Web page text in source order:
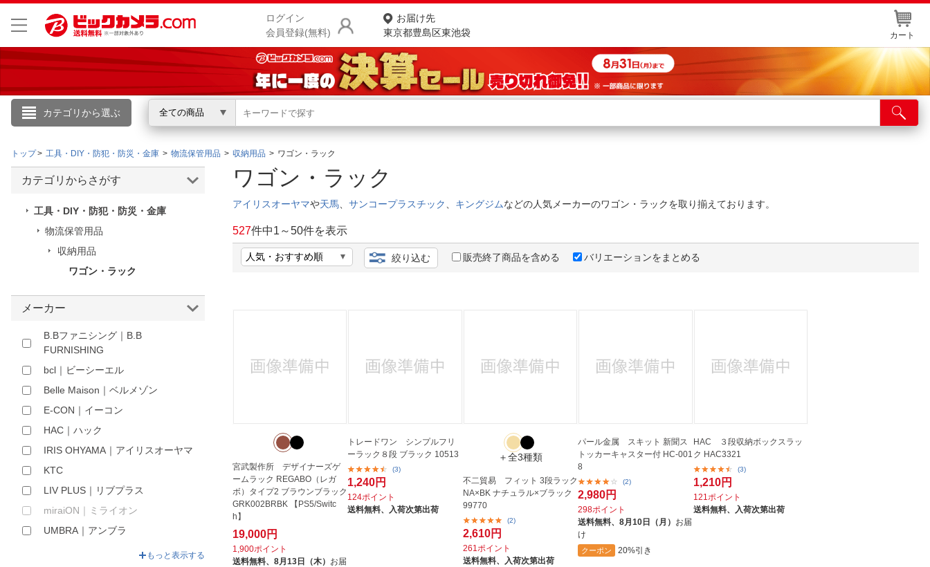
ログイン
会員登録(無料)
お届け先
東京都豊島区東池袋
カート
カテゴリから選ぶ 全ての商品
こんにちは
ログイン
お買いもの履歴
閲覧履歴
カテゴリ一覧からさがす
お客様サポート
店舗情報・店舗一覧
トップ 工具・DIY・防犯・防災・金庫 物流保管用品 収納用品 ワゴン・ラック
ワゴン・ラック
アイリスオーヤマや天馬 サンコープラスチック キングジムなどの人気メーカーのワゴン・ラックを取り揃えております。
527件中1 ～50件を表示
絞り込む 販売終了商品を含める バリエーションをまとめる
宮武製作所 デザイナーズゲ
ームラック REGABO（レガ
ボ）タイプ2 ブラウンブラック
GRK002BRBK 【PS5/Switc
h】
19,000円
1,900ポイント
送料無料、 8月13日（木） お届
トレードワン シンプルフリ
ーラック８段 ブラック 10513
(3)
1,240円
124ポイント
送料無料、
入荷次第出荷
＋全3種類
不二貿易 フィット 3段ラック
NA×BK ナチュラル×ブラック
99770
(2)
2,610円
261ポイント
送料無料、
入荷次第出荷
パール金属 スキット 新聞ス
トッカーキャスター付 HC-001
8
(2)
2,980円
298ポイント
送料無料、8月10日（月） お届
け
クーポン 20%引き
HAC ３段収納ボックスラッ
ク HAC3321
(3)
1,210円
121ポイント
送料無料、
入荷次第出荷
カテゴリからさがす
工具・DIY・防犯・防災・金庫
物流保管用品
収納用品
ワゴン・ラック
メーカー
B.Bファニシング｜B.B
FURNISHING
bcl｜ビーシーエル
Belle Maison｜ベルメゾン
E-CON｜イーコン
HAC｜ハック
IRIS OHYAMA｜アイリスオーヤマ
KTC
LIV PLUS｜リブプラス
miraiON｜ミライオン
UMBRA｜アンブラ
VIILA COLLECTION｜ビラコレク
もっと表示する